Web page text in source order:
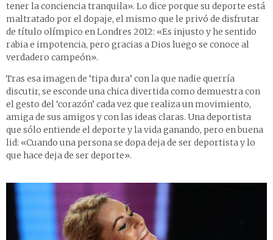
tener la conciencia tranquila». Lo dice porque su deporte está
maltratado por el dopaje, el mismo que le privó de disfrutar
de título olímpico en Londres 2012: «Es injusto y he sentido
rabia e impotencia, pero gracias a Dios luego se conoce al
verdadero campeón».
Tras esa imagen de ‘tipa dura’ con la que nadie querría
discutir, se esconde una chica divertida como demuestra con
el gesto del ‘corazón’ cada vez que realiza un movimiento,
amiga de sus amigos y con las ideas claras. Una deportista
que sólo entiende el deporte y la vida ganando, pero en buena
lid: «Cuando una persona se dopa deja de ser deportista y lo
que hace deja de ser deporte».